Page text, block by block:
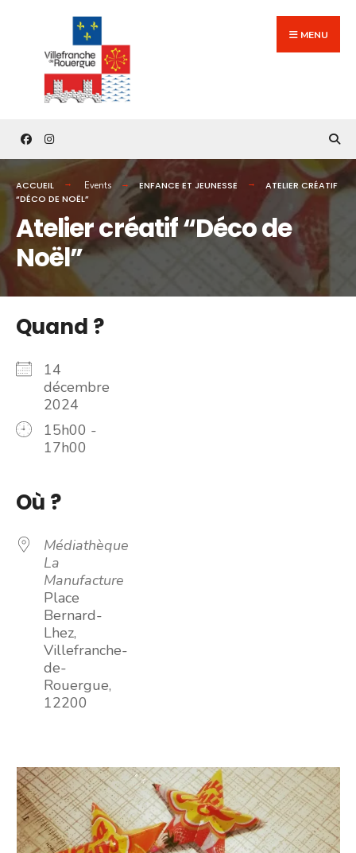
content
MENU
ACCUEIL Events ENFANCE ET JEUNESSE
ATELIER CRÉATIF
“DÉCO DE NOËL”
Atelier créatif “Déco de
Noël”
Quand ?
14
décembre
2024
15h00 -
17h00
Où ?
Médiathèque
La
Manufacture
Place
Bernard-
Lhez,
Villefranche-
de-
Rouergue,
12200